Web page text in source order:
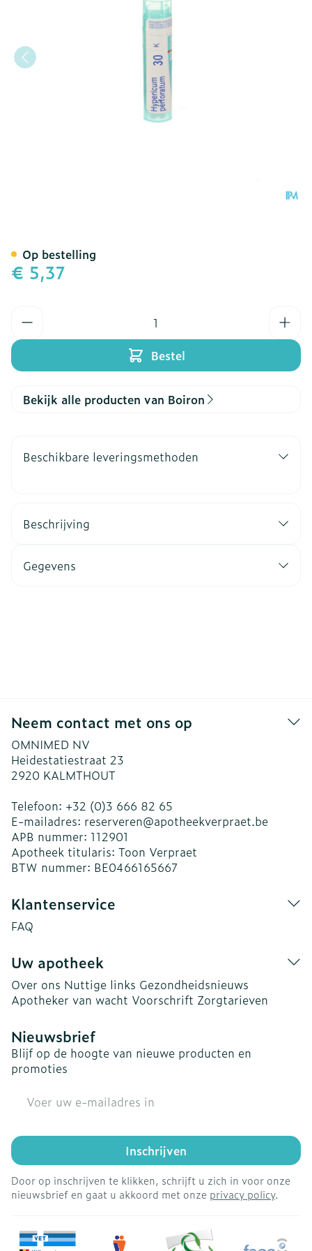
€ 5,37
Bestel
Op bestelling
Bekijk alle producten van Boiron
Beschikbare leveringsmethoden
Beschrijving
Gegevens
Neem contact met ons op
OMNIMED NV
Heidestatiestraat 23
2920 KALMTHOUT
Telefoon: +32 (0)3 666 82 65
E-mailadres: reserveren@apotheekverpraet.be
APB nummer: 112901
Apotheek titularis: Toon Verpraet
BTW nummer: BE0466165667
Klantenservice
FAQ
Uw apotheek
Over ons Nuttige links Gezondheidsnieuws
Apotheker van wacht Voorschrift Zorgtarieven
Nieuwsbrief
Blijf op de hoogte van nieuwe producten en
promoties
Inschrijven
Door op inschrijven te klikken, schrijft u zich in voor onze
nieuwsbrief en gaat u akkoord met onze privacy policy.